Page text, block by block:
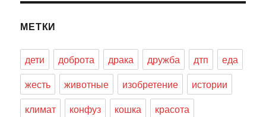
МЕТКИ
дети доброта драка дружба дтп
еда
жесть
животные изобретение
истории
климат
конфуз кошка
красота